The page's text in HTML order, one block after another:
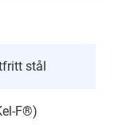
stål
F®)